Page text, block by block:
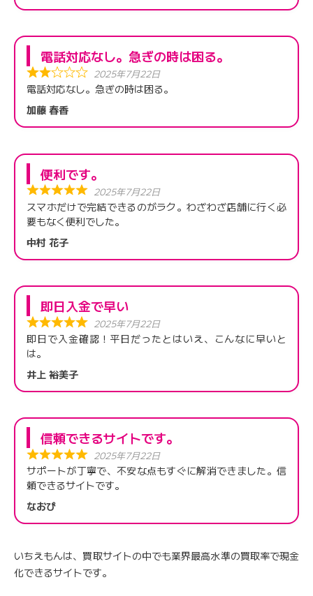
電話対応なし。急ぎの時は困る。
2025年7月22日
電話対応なし。急ぎの時は困る。
加藤 春香
便利です。
2025年7月22日
スマホだけで完結できるのがラク。わざわざ店舗に行く必
要もなく便利でした。
中村 花子
即日入金で早い
2025年7月22日
即日で入金確認！平日だったとはいえ、こんなに早いと
は。
井上 裕美子
信頼できるサイトです。
2025年7月22日
サポートが丁寧で、不安な点もすぐに解消できました。信
頼できるサイトです。
なおぴ
いちえもんは、買取サイトの中でも業界最高水準の買取率で現金
化できるサイトです。